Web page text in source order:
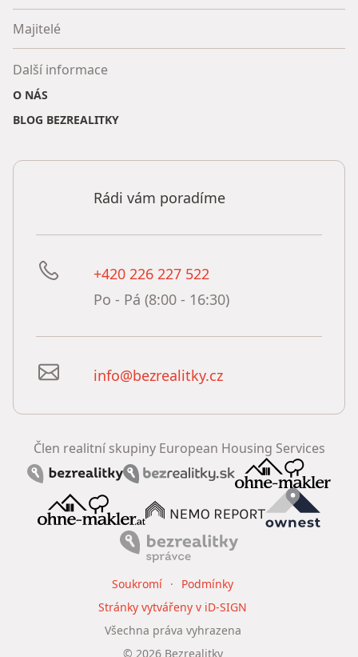
Majitelé
Další informace
O NÁS
BLOG BEZREALITKY
Rádi vám poradíme
+420 226 227 522
Po - Pá (8:00 - 16:30)
info@bezrealitky.cz
Člen realitní skupiny European Housing Services
© 2026Bezrealitky
Všechna práva vyhrazena
Soukromí
Podmínky
Stránky vytvářeny v iD-SIGN